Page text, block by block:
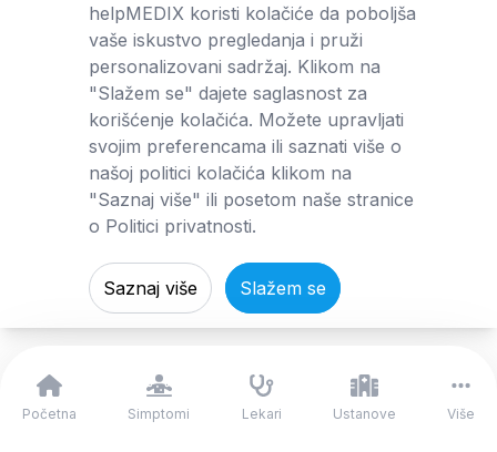
helpMEDIX koristi kolačiće da poboljša
vaše iskustvo pregledanja i pruži
personalizovani sadržaj. Klikom na
"Slažem se" dajete saglasnost za
korišćenje kolačića. Možete upravljati
svojim preferencama ili saznati više o
našoj politici kolačića klikom na
"Saznaj više" ili posetom naše stranice
o Politici privatnosti.
Saznaj više Slažem se
Fizikalna medicina i rehabilitacija Interna medicina
Radiologija Onkologija
Zakažite pregled
Početna Simptomi Lekari Ustanove Više